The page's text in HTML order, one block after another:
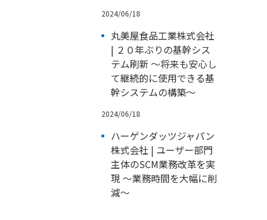
2024/06/18
丸美屋食品工業株式会社
| ２０年ぶりの基幹シス
テム刷新 ～将来も安心し
て継続的に使用できる基
幹システムの構築～
2024/06/18
ハーゲンダッツジャパン
株式会社 | ユーザー部門
主体のSCM業務改革を実
現 ～業務時間を大幅に削
減～